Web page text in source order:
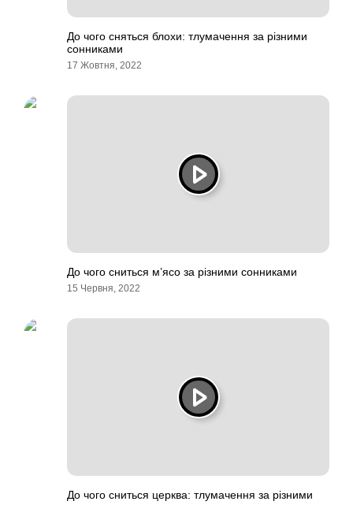
До чого сняться блохи: тлумачення за різними
сонниками
17 Жовтня, 2022
До чого сниться м’ясо за різними сонниками
15 Червня, 2022
До чого сниться церква: тлумачення за різними